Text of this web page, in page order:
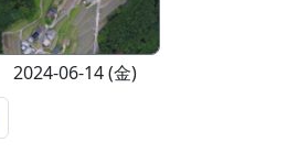
2024-06-14 (金)